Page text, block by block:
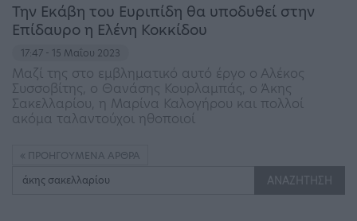
Την Εκάβη του Ευριπίδη θα υποδυθεί στην
Επίδαυρο η Ελένη Κοκκίδου
17:47 - 15 Μαΐου 2023
Μαζί της στο εμβληματικό αυτό έργο ο Αλέκος
Συσσοβίτης, ο Θανάσης Κουρλαμπάς, ο Άκης
Σακελλαρίου, η Μαρίνα Καλογήρου και πολλοί
ακόμα ταλαντούχοι ηθοποιοί
ΠΡΟΗΓΟΎΜΕΝΑ ΆΡΘΡΑ